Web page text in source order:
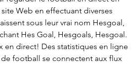
Web en effectuant diverses
sous leur vrai nom Hesgoal,
Hes Goal, Hesgoals, Hesgoal.
en direct! Des statistiques en ligne
football se connectent aux flux